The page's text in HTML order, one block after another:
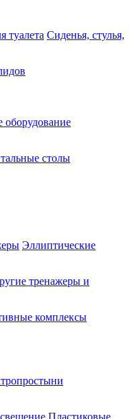
туалета Сиденья, стулья,
столы
Эллиптические
тренажеры и
комплексы
Пластиковые